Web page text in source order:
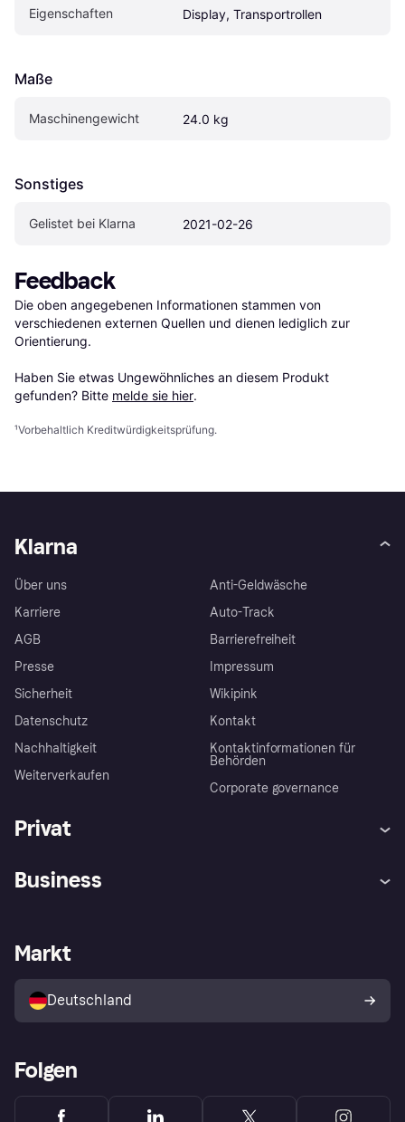
Eigen­schaften Display, Transportrollen
Maße
Maschinengewicht 24.0 kg
Sonstiges
Gelistet bei Klarna 2021-02-26
Feedback
Die oben angegebenen Informationen stammen von
verschiedenen externen Quellen und dienen lediglich zur
Orientierung.
Haben Sie etwas Ungewöhnliches an diesem Produkt
gefunden? Bitte melde sie hier.
¹Vorbehaltlich Kreditwürdigkeitsprüfung.
Klarna
Über uns
Karriere
AGB
Presse
Sicherheit
Datenschutz
Nachhaltigkeit
Weiterverkaufen
Anti-Geldwäsche
Auto-Track
Barrierefreiheit
Impressum
Wikipink
Kontakt
Kontaktinformationen für
Behörden
Corporate governance
Privat
Klarna App
Shops entdecken
Käuferschutzrichtlinie
Dein Widerrufsrecht
Business
Händlerportal
Markt
Deutschland
Folgen